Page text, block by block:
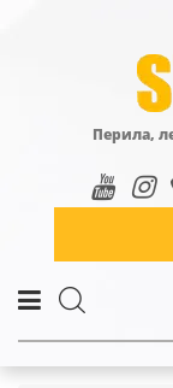
Перила,